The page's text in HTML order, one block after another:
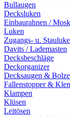
Bullaugen
Decksluken
Einbaurahnen /
Luken
Zugangs- u.
Davits / Lademasten
Decksbeschläge
Deckorganizer
Decksaugen &
Fallenstopper &
Klampen
Klüsen
Leitösen